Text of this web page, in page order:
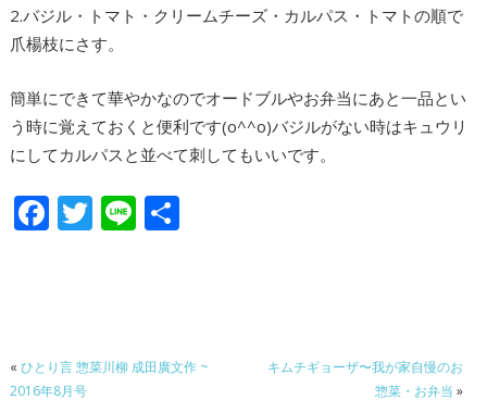
2.バジル・トマト・クリームチーズ・カルパス・トマトの順で
爪楊枝にさす。
簡単にできて華やかなのでオードブルやお弁当にあと一品とい
う時に覚えておくと便利です(o^^o)バジルがない時はキュウリ
にしてカルパスと並べて刺してもいいです。
F
o
o
T Li 共
« ひとり言 惣菜川柳 成田廣文作 ~
2016年8月号
キムチギョーザ〜我が家自慢のお
惣菜・お弁当 »